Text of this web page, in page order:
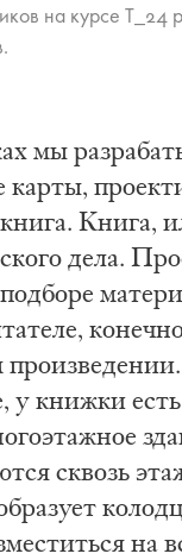
на курсе Т_24
мы
карты,
Книга,
дела.
у книжки
сквозь
на